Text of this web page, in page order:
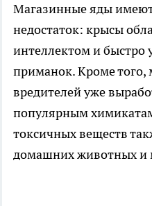
Магазинные яды
недостаток: крысы
интеллектом и быстро
приманок. Кроме
вредителей уже
популярным
токсичных веществ
домашних животных и